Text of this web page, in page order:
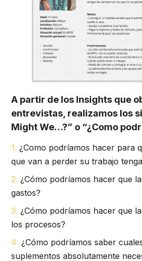
A partir de los Insights que
entrevistas, realizamos los
Might We…?” o “¿Como
¿Como podríamos hacer para
que van a perder su trabajo
¿Cómo podríamos hacer que
gastos?
¿Cómo podríamos hacer que
los procesos?
¿Cómo podríamos saber
suplementos absolutamente